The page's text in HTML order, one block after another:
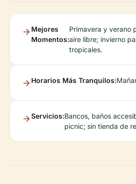
Mejores
Momentos:
Primavera y verano
aire libre; invierno
tropicales.
Horarios Más Tranquilos:
Servicios:Bancos, baños
picnic; sin tienda de